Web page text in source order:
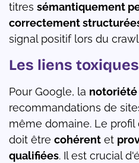
titres sémantiquement
correctement
signal positif lors du
Les liens toxiques
Pour Google, la notoriété
recommandations de
même domaine. Le
doit être cohérent et
qualifiées. Il est crucial